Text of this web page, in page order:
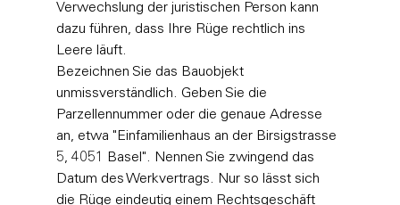
Verwechslung der juristischen Person kann
dazu führen, dass Ihre Rüge rechtlich ins
Leere läuft.
Bezeichnen Sie das Bauobjekt
unmissverständlich. Geben Sie die
Parzellennummer oder die genaue Adresse
an, etwa "Einfamilienhaus an der Birsigstrasse
5, 4051 Basel". Nennen Sie zwingend das
Datum des Werkvertrags. Nur so lässt sich
die Rüge eindeutig einem Rechtsgeschäft